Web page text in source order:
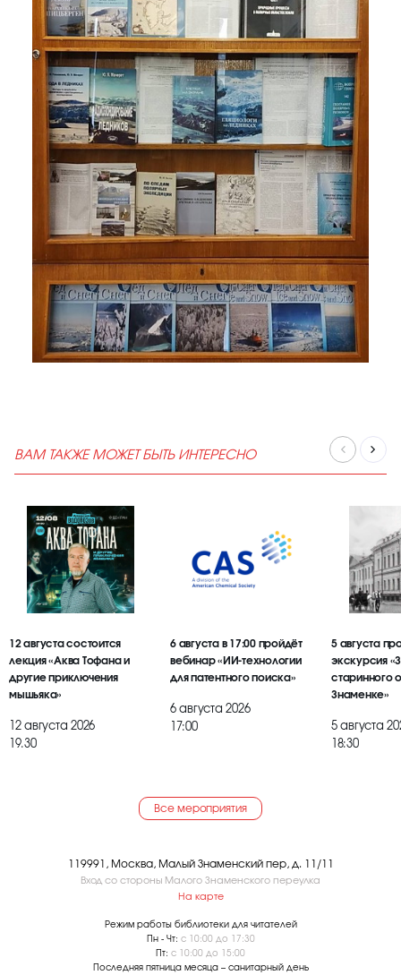
ВАМ ТАКЖЕ МОЖЕТ БЫТЬ ИНТЕРЕСНО
12 августа состоится
лекция «Аква Тофана и
другие приключения
мышьяка»
12 августа 2026
19.30
6 августа в 17:00 пройдёт
вебинар «ИИ-технологии
для патентного поиска»
6 августа 2026
17:00
5 августа
экскурсия
старинного
Знаменке»
5 августа
18:30
Все мероприятия
119991, Москва, Малый Знаменский пер, д. 11/11
Вход со стороны Малого Знаменского переулка
На карте
Режим работы библиотеки для читателей
Пн - Чт: с 10:00 до 17:30
Пт: с 10:00 до 15:00
Последняя пятница месяца – санитарный день